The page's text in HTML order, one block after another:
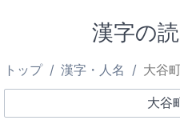
漢字の
トップ 漢字・人名 大谷